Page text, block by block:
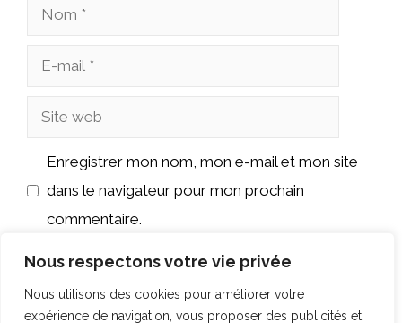
Nous respectons votre vie privée
Nous utilisons des cookies pour améliorer votre
expérience de navigation, vous proposer des publicités et
Nom
Site
Enregistrer mon nom, mon e-mail et mon site
dans le navigateur pour mon prochain
commentaire.